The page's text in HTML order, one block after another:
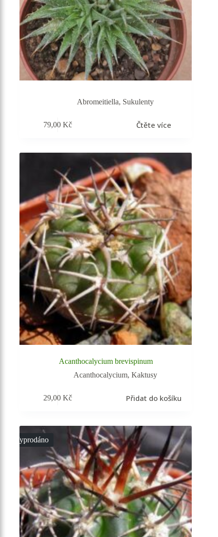
Abromeitiella, Sukulenty
79,00Kč Čtěte více
Acanthocalycium brevispinum
Acanthocalycium,Kaktusy
29,00Kč Přidat do košíku
Vyprodáno